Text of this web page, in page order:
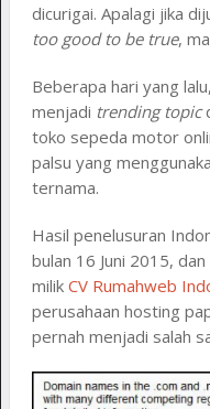
dicurigai. Apalagi jika
too good to be true,
Beberapa hari yang
menjadi trending topic
toko sepeda motor
palsu yang
ternama.
Hasil penelusuran
bulan 16 Juni 2015,
milik CV Rumahweb
perusahaan hosting
pernah menjadi salah